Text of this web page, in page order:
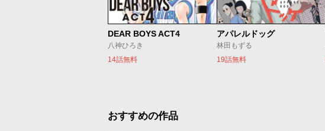
DEAR BOYS ACT4
八神ひろき
14話無料
アパレルドッグ
林田もずる
19話無料
おすすめの作品